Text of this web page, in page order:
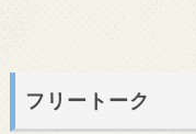
フリートーク